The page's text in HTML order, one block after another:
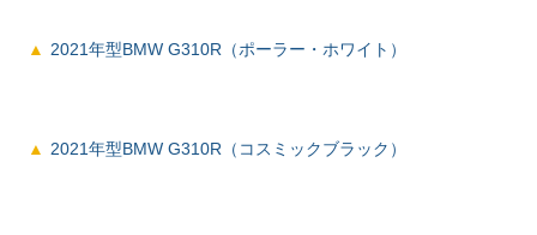
2021年型BMW G310R（ポーラー・ホワイト）
2021年型BMW G310R（コスミックブラック）